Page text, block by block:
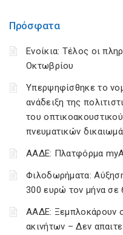
Πρόσφατα
Ενοίκια: Τέλος οι
Οκτωβρίου
Υπερψηφίσθηκε το
ανάδειξη της
του
πνευματικών
ΑΑΔΕ: Πλατφόρμα
Φιλοδωρήματα:
300 ευρώ τον μήνα σε
ΑΑΔΕ: Ξεμπλοκάρουν
ακινήτων – Δεν